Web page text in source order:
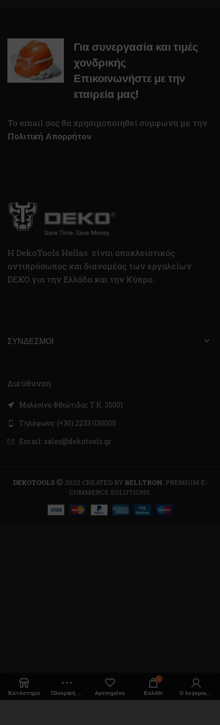
Για συνεργασία και τιμές
χονδρικής
Επικοινωνήστε με την
εταιρεία μας!
To email σας θα χρησιμοποιηθεί σύμφωνα με την
Πολιτική Απορρήτου
H DekoTools Hellas είναι αποκλειστικός
αντιπρόσωπος και διανομέας των εργαλείων
DEKO για την Ελλάδα και την Κύπρο.
ΣΎΝΔΕΣΜΟΙ
Διεύθυνση
Μαλεσίνα Φθιώτιδας Τ.Κ. 35001
Τηλέφωνο: (+30) 2233 030005
Email: sales@dekotools.gr
DEKOTOOLS 2022 CREATED BY BELLTRON. PREMIUM E-
COMMERCE SOLUTIONS.
Κατάστημα Πλευρική Στήλη Αγαπημένα
0
Καλάθι Ο λογαριασμός μου